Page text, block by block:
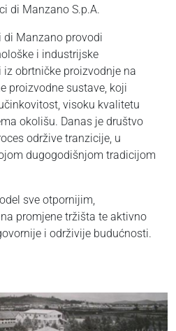
di Manzano S.p.A.
di Manzano provodi
i industrijske
iz obrtničke proizvodnje na
proizvodne sustave, koji
visoku kvalitetu
okolišu. Danas je društvo
održive tranzicije, u
dugogodišnjom tradicijom
sve otpornijim,
promjene tržišta te aktivno
i održivije budućnosti.